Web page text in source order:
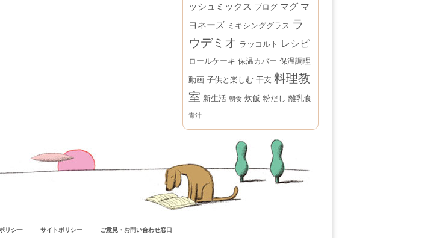
ッシュミックス ブログ マグ マ
ヨネーズ ミキシンググラス ラ
ウデミオ ラッコルト レシピ
ロールケーキ 保温カバー 保温調理
動画 子供と楽しむ 干支 料理教
室 新生活 朝食 炊飯 粉だし 離乳食
青汁
リシー サイトポリシー ご意見・お問い合わせ窓口